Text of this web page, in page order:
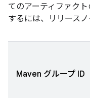
てのアーティファク
するには、リリースノ
Maven グループ ID